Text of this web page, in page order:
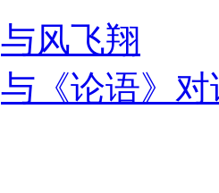
与风飞翔
与《论语》